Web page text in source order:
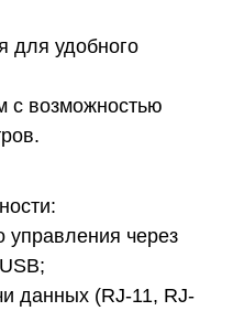
для удобного
возможностью
управления через
данных (RJ-11, RJ-